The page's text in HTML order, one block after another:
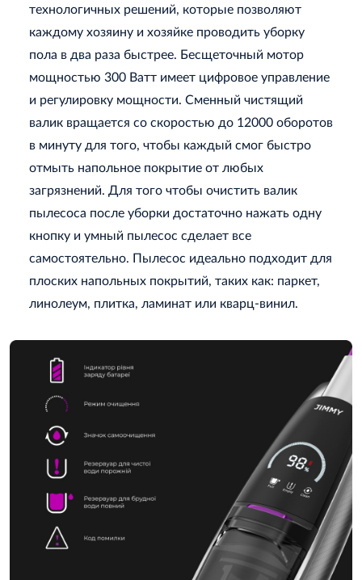
технологичных решений, которые позволяют
каждому хозяину и хозяйке проводить уборку
пола в два раза быстрее. Бесщеточный мотор
мощностью 300 Ватт имеет цифровое управление
и регулировку мощности. Сменный чистящий
валик вращается со скоростью до 12000 оборотов
в минуту для того, чтобы каждый смог быстро
отмыть напольное покрытие от любых
загрязнений. Для того чтобы очистить валик
пылесоса после уборки достаточно нажать одну
кнопку и умный пылесос сделает все
самостоятельно. Пылесос идеально подходит для
плоских напольных покрытий, таких как: паркет,
линолеум, плитка, ламинат или кварц-винил.